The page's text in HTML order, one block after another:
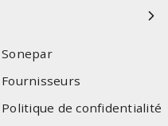
Sonepar
Fournisseurs
Politique de confidentialité